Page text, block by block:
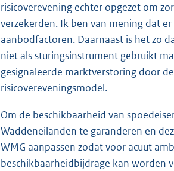
risicoverevening echter opgezet om
verzekerden. Ik ben van mening dat
aanbodfactoren. Daarnaast is het zo
niet als sturingsinstrument gebruikt
gesignaleerde marktverstoring door
risicovereveningsmodel.
Om de beschikbaarheid van
Waddeneilanden te garanderen en
WMG aanpassen zodat voor acuut
beschikbaarheidbijdrage kan worden